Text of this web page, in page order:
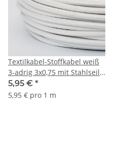
Textilkabel-Stoffkabel weiß
3-adrig 3x0,75 mit Stahlseil
zur Zugentlastung
5,95 € *
5,95 € pro 1 m